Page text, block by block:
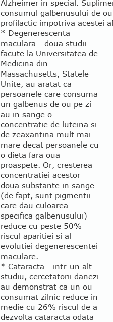
Alzheimer in special.
consumul galbenusului de
profilactic impotriva acestei
* Degenerescenta
maculara - doua studii
facute la Universitatea de
Medicina din
Massachusetts, Statele
Unite, au aratat ca
persoanele care consuma
un galbenus de ou pe zi
au in sange o
concentratie de luteina si
de zeaxantina mult mai
mare decat persoanele cu
o dieta fara oua
proaspete. Or, cresterea
concentratiei acestor
doua substante in sange
(de fapt, sunt pigmentii
care dau culoarea
specifica galbenusului)
reduce cu peste 50%
riscul aparitiei si al
evolutiei degenerescentei
maculare.
* Cataracta - intr-un alt
studiu, cercetatorii danezi
au demonstrat ca un ou
consumat zilnic reduce in
medie cu 26% riscul de a
dezvolta cataracta odata